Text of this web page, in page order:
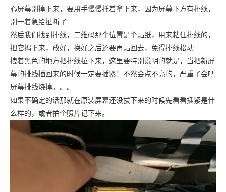
心屏幕别掉下来，要用手慢慢托着拿下来，因为屏幕下方有排线，
别一着急给扯断了
然后我们找到排线，二维码那个位置是个贴纸，用来粘住排线的，
把它揭下来，放好，换好之后还要再贴回去，免得排线松动
拽着黑色的地方把排线拉下来，这里要特别说明的就是，当把新屏
幕的排线插回来的时候一定要插紧！不然会点不亮的，严重了会吧
屏幕排线烧掉。。。
如果不确定的话那就在原装屏幕还没拔下来的时候先看看插紧是什
么样的，或者拍个照片记下来。